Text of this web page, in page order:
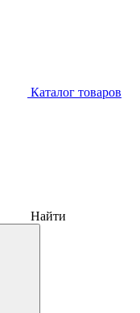
Каталог товаров
Найти